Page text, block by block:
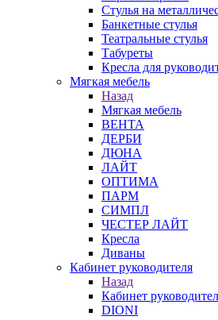
Стулья на
Банкетные стулья
Театральные стулья
Табуреты
Кресла для
Мягкая мебель
Назад
Мягкая мебель
ВЕНТА
ДЕРБИ
ДЮНА
ЛАЙТ
ОПТИМА
ПАРМ
СИМПЛ
ЧЕСТЕР ЛАЙТ
Кресла
Диваны
Кабинет руководителя
Назад
Кабинет
DIONI